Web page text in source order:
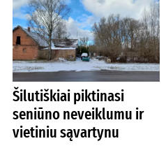
Šilutiškiai piktinasi
seniūno neveiklumu ir
vietiniu sąvartynu